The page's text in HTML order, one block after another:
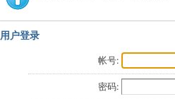
用户登录
帐号:
密码: